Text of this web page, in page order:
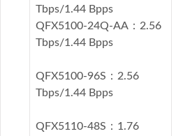
Tbps/1.44 Bpps
QFX5100-24Q-AA：2.56
Tbps/1.44 Bpps
QFX5100-96S：2.56
Tbps/1.44 Bpps
QFX5110-48S：1.76